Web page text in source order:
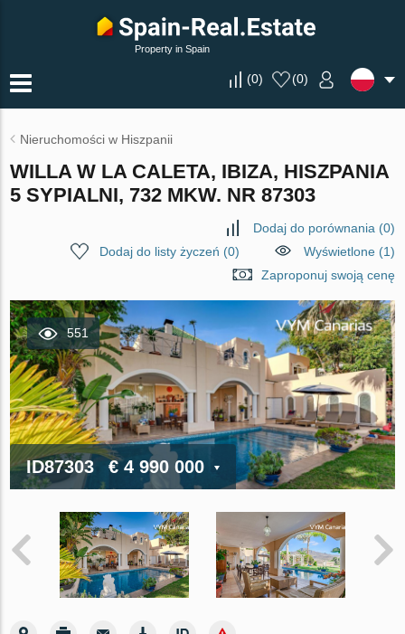
Property in Spain
(0) (0)
Nieruchomości w Hiszpanii
WILLA W LA CALETA, IBIZA, HISZPANIA
5 SYPIALNI, 732 MKW. NR 87303
Dodaj do porównania (0)
Dodaj do listy życzeń (0)
Wyświetlone (1)
Zaproponuj swoją cenę
551
ID87303 € 4 990 000